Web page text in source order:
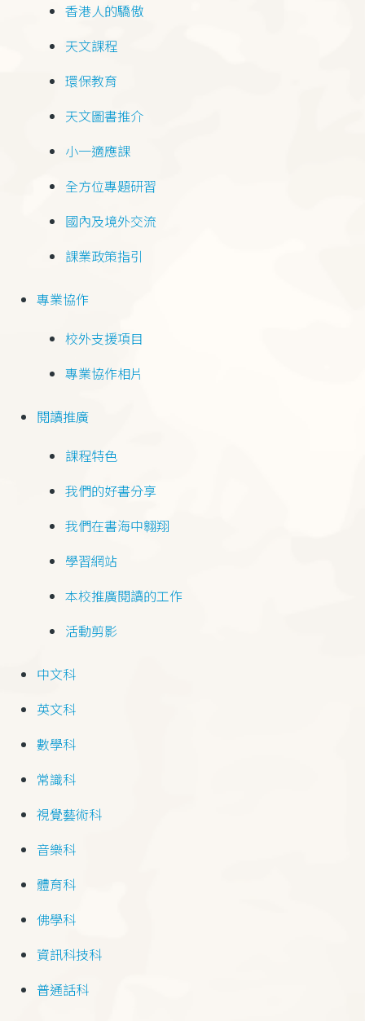
香港人的驕傲
天文課程
環保教育
天文圖書推介
小一適應課
全方位專題研習
國內及境外交流
課業政策指引
專業協作
校外支援項目
專業協作相片
閱讀推廣
課程特色
我們的好書分享
我們在書海中翱翔
學習網站
本校推廣閱讀的工作
活動剪影
中文科
英文科
數學科
常識科
視覺藝術科
音樂科
體育科
佛學科
資訊科技科
普通話科